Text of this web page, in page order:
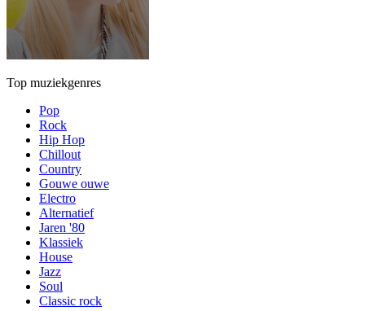
Top muziekgenres
Pop
Rock
Hip Hop
Chillout
Country
Gouwe ouwe
Electro
Alternatief
Jaren '80
Klassiek
House
Jazz
Soul
Classic rock